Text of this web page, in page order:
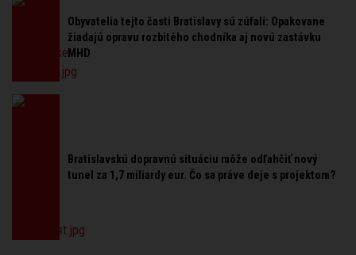
Obyvatelia tejto časti Bratislavy sú zúfalí: Opakovane
žiadajú opravu rozbitého chodníka aj novú zastávku
MHD
Bratislavskú dopravnú situáciu môže odľahčiť nový
tunel za 1,7 miliardy eur. Čo sa práve deje s projektom?